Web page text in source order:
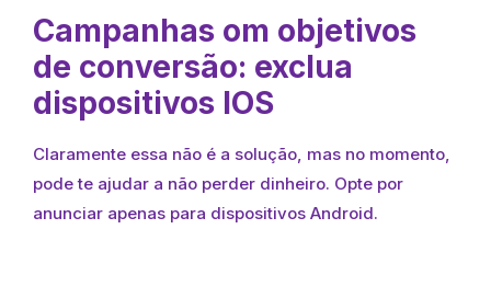
Campanhas om objetivos
de conversão: exclua
dispositivos IOS
Claramente essa não é a solução, mas no momento,
pode te ajudar a não perder dinheiro. Opte por
anunciar apenas para dispositivos Android.